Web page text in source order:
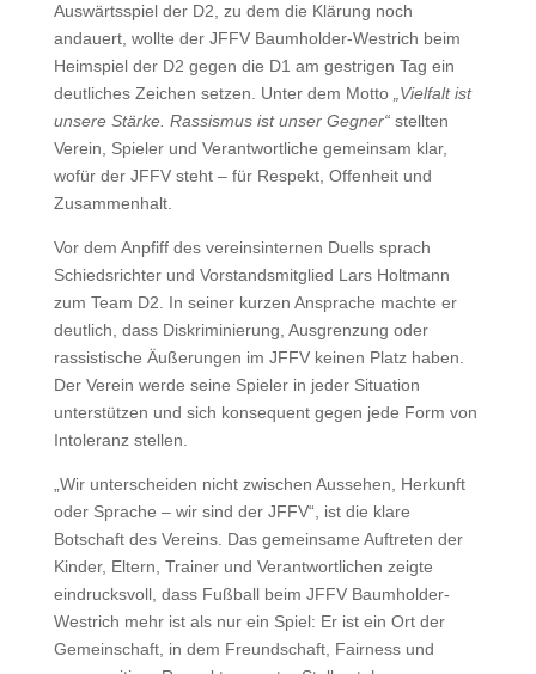
Auswärtsspiel der D2, zu dem die Klärung noch
andauert, wollte der JFFV Baumholder-Westrich beim
Heimspiel der D2 gegen die D1 am gestrigen Tag ein
deutliches Zeichen setzen. Unter dem Motto
„Vielfalt ist
unsere Stärke. Rassismus ist unser Gegner“stellten
Verein, Spieler und Verantwortliche gemeinsam klar,
wofür der JFFV steht – für Respekt, Offenheit und
Zusammenhalt.
Vor dem Anpfiff des vereinsinternen Duells sprach
Schiedsrichter und Vorstandsmitglied Lars Holtmann
zum Team D2. In seiner kurzen Ansprache machte er
deutlich, dass Diskriminierung, Ausgrenzung oder
rassistische Äußerungen im JFFV keinen Platz haben.
Der Verein werde seine Spieler in jeder Situation
unterstützen und sich konsequent gegen jede Form von
Intoleranz stellen.
„Wir unterscheiden nicht zwischen Aussehen, Herkunft
oder Sprache – wir sind der JFFV“, ist die klare
Botschaft des Vereins. Das gemeinsame Auftreten der
Kinder, Eltern, Trainer und Verantwortlichen zeigte
eindrucksvoll, dass Fußball beim JFFV Baumholder-
Westrich mehr ist als nur ein Spiel: Er ist ein Ort der
Gemeinschaft, in dem Freundschaft, Fairness und